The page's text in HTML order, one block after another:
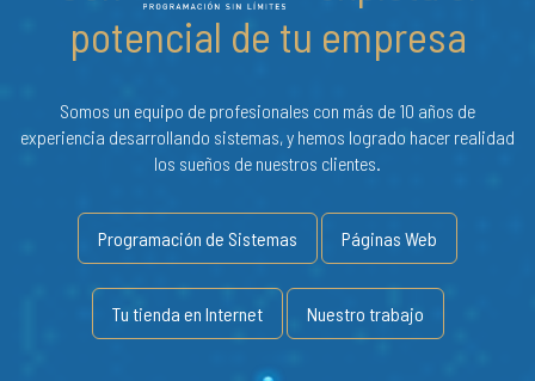
potencial de tu empresa
Somos un equipo de profesionales con más de 10 años de
experiencia desarrollando sistemas, y hemos logrado hacer realidad
los sueños de nuestros clientes.
Programación de Sistemas Páginas Web
Tu tienda en Internet Nuestro trabajo